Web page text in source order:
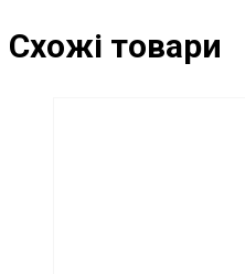
Схожі товари